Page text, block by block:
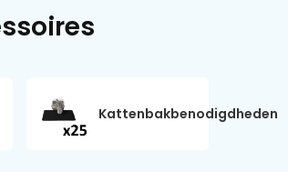
Kattenbakbenodigdheden